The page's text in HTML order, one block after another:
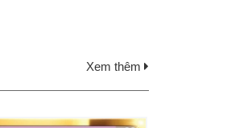
Xem thêm